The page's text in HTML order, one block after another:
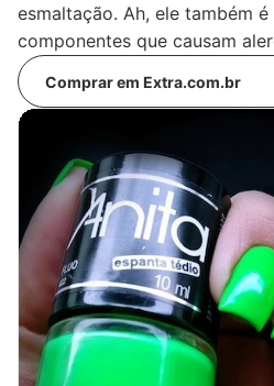
esmaltação. Ah, ele também
componentes que causam
Comprar em Extra.com.br